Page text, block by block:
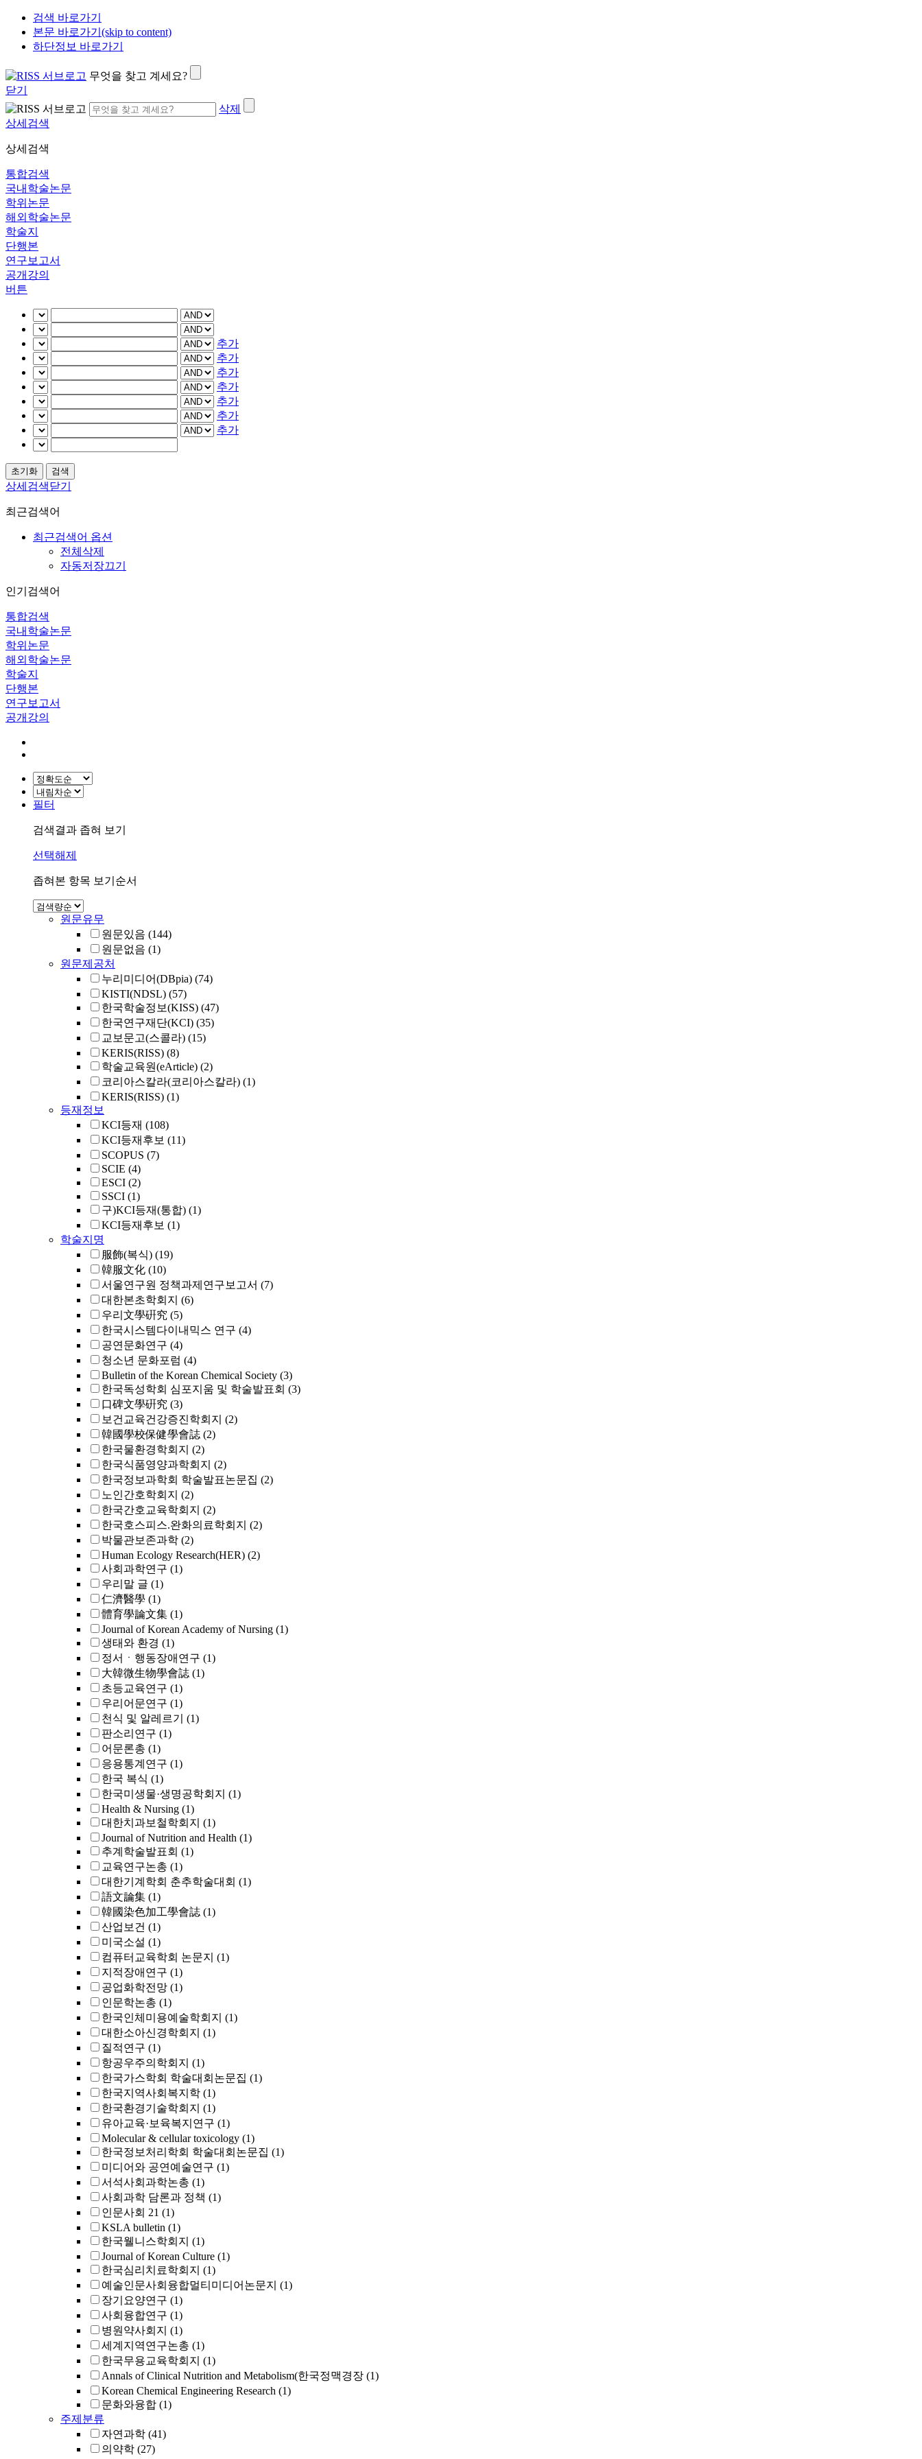
검색 바로가기
본문 바로가기(skip to content)
하단정보 바로가기
무엇을 찾고 계세요?
닫기
삭제
상세검색
상세검색
통합검색
국내학술논문
학위논문
해외학술논문
학술지
단행본
연구보고서
공개강의
버튼
추가
추가
추가
추가
추가
추가
추가
상세검색닫기
최근검색어
최근검색어 옵션
전체삭제
자동저장끄기
인기검색어
통합검색
국내학술논문
학위논문
해외학술논문
학술지
단행본
연구보고서
공개강의
필터
검색결과 좁혀 보기
선택해제
좁혀본 항목 보기순서
원문유무
원문있음 (144)
원문없음 (1)
원문제공처
누리미디어(DBpia) (74)
KISTI(NDSL) (57)
한국학술정보(KISS) (47)
한국연구재단(KCI) (35)
교보문고(스콜라) (15)
KERIS(RISS) (8)
학술교육원(eArticle) (2)
코리아스칼라(코리아스칼라) (1)
KERIS(RISS) (1)
등재정보
KCI등재 (108)
KCI등재후보 (11)
SCOPUS (7)
SCIE (4)
ESCI (2)
SSCI (1)
구)KCI등재(통합) (1)
KCI등재후보 (1)
학술지명
服飾(복식) (19)
韓服文化 (10)
서울연구원 정책과제연구보고서 (7)
대한본초학회지 (6)
우리文學硏究 (5)
한국시스템다이내믹스 연구 (4)
공연문화연구 (4)
청소년 문화포럼 (4)
Bulletin of the Korean Chemical Society (3)
한국독성학회 심포지움 및 학술발표회 (3)
口碑文學硏究 (3)
보건교육건강증진학회지 (2)
韓國學校保健學會誌 (2)
한국물환경학회지 (2)
한국식품영양과학회지 (2)
한국정보과학회 학술발표논문집 (2)
노인간호학회지 (2)
한국간호교육학회지 (2)
한국호스피스.완화의료학회지 (2)
박물관보존과학 (2)
Human Ecology Research(HER) (2)
사회과학연구 (1)
우리말 글 (1)
仁濟醫學 (1)
體育學論文集 (1)
Journal of Korean Academy of Nursing (1)
생태와 환경 (1)
정서ㆍ행동장애연구 (1)
大韓微生物學會誌 (1)
초등교육연구 (1)
우리어문연구 (1)
천식 및 알레르기
(1)
판소리연구 (1)
어문론총 (1)
응용통계연구 (1)
한국 복식 (1)
한국미생물·생명공학회지 (1)
Health & Nursing (1)
대한치과보철학회지 (1)
Journal of Nutrition and Health (1)
추계학술발표회 (1)
교육연구논총 (1)
대한기계학회 춘추학술대회 (1)
語文論集 (1)
韓國染色加工學會誌 (1)
산업보건 (1)
미국소설 (1)
컴퓨터교육학회 논문지 (1)
지적장애연구 (1)
공업화학전망 (1)
인문학논총 (1)
한국인체미용예술학회지 (1)
대한소아신경학회지 (1)
질적연구 (1)
항공우주의학회지 (1)
한국가스학회 학술대회논문집 (1)
한국지역사회복지학 (1)
한국환경기술학회지 (1)
유아교육·보육복지연구 (1)
Molecular & cellular toxicology (1)
한국정보처리학회 학술대회논문집 (1)
미디어와 공연예술연구 (1)
서석사회과학논총 (1)
사회과학 담론과 정책 (1)
인문사회 21 (1)
KSLA bulletin (1)
한국웰니스학회지 (1)
Journal of Korean Culture (1)
한국심리치료학회지 (1)
예술인문사회융합멀티미디어논문지 (1)
장기요양연구 (1)
사회융합연구 (1)
병원약사회지 (1)
세계지역연구논총 (1)
한국무용교육학회지 (1)
Annals of Clinical Nutrition and Metabolism(한국정맥경장 (1)
Korean Chemical Engineering Research (1)
문화와융합 (1)
주제분류
자연과학 (41)
의약학 (27)